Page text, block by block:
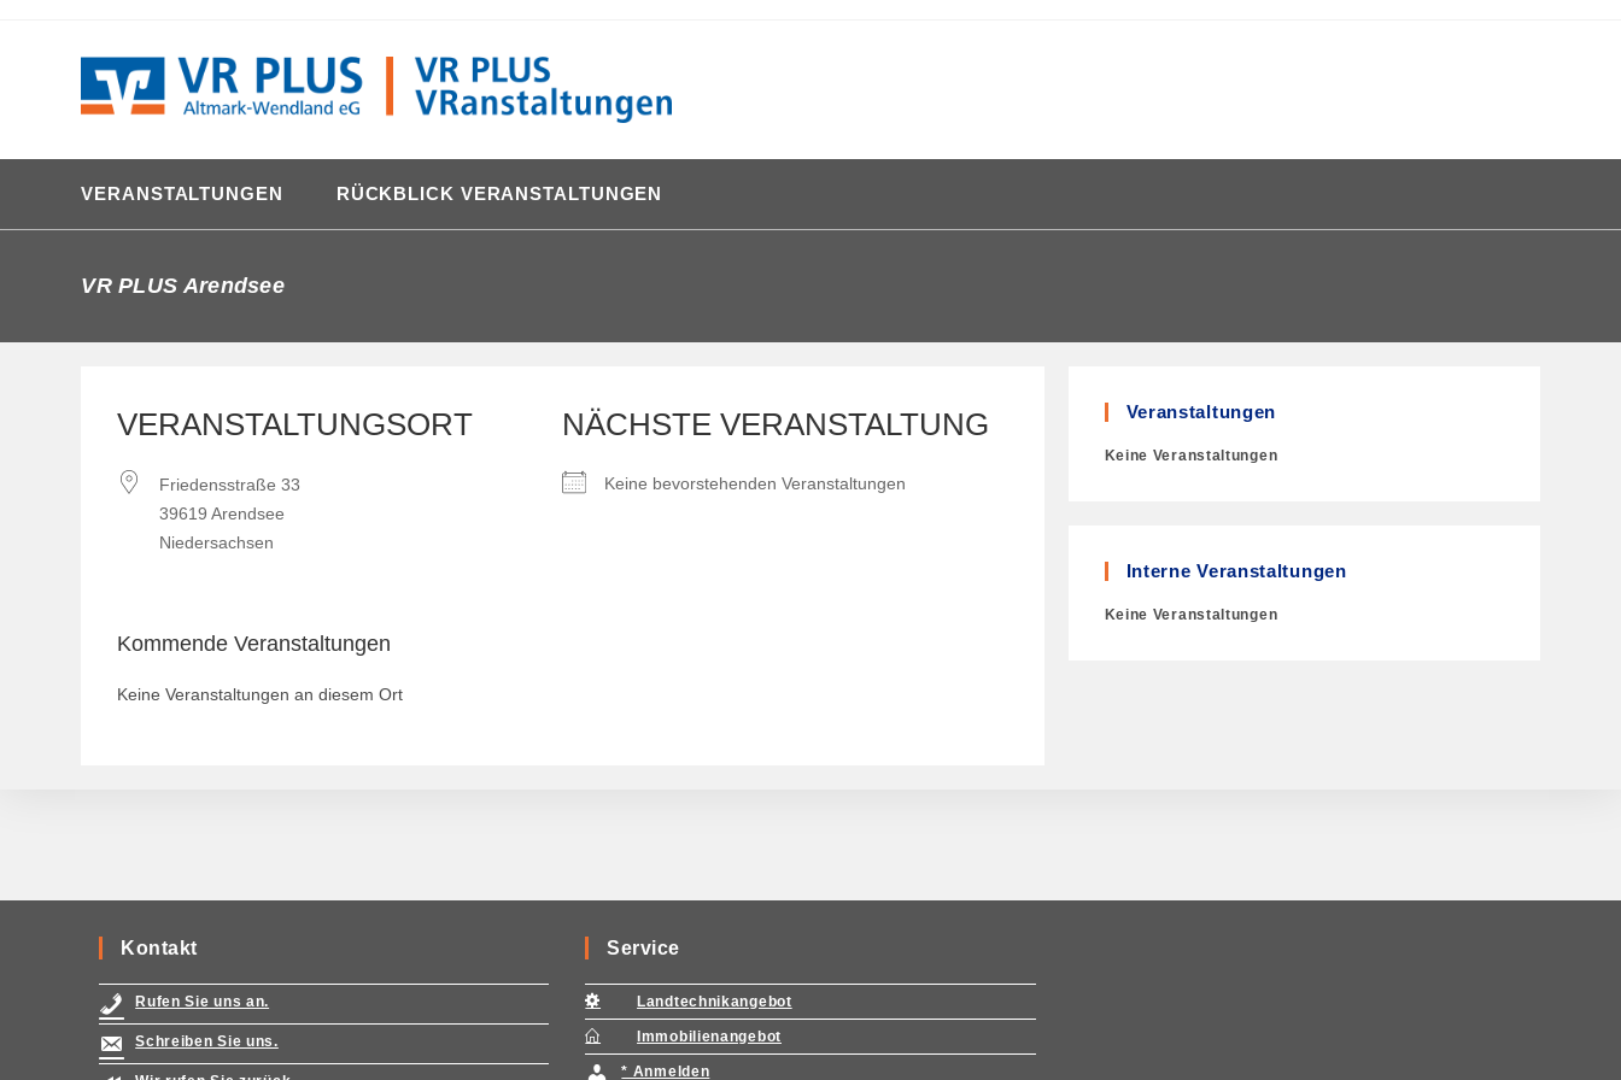
VERANSTALTUNGEN RÜCKBLICK VERANSTALTUNGEN
VR PLUS Arendsee
VERANSTALTUNGSORT
Friedensstraße 33
39619 Arendsee
Niedersachsen
NÄCHSTE VERANSTALTUNG
Keine bevorstehenden Veranstaltungen
Kommende Veranstaltungen
Keine Veranstaltungen an diesem Ort
Veranstaltungen
Keine Veranstaltungen
Interne Veranstaltungen
Keine Veranstaltungen
Kontakt
Rufen Sie uns an.
Schreiben Sie uns.
Service
Landtechnikangebot
Immobilienangebot
* Anmelden